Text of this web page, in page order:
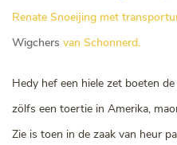
Renate Snoeijing met
Wigchers van Schonnerd.
Hedy hef een hiele zet boeten
zölfs een toertie in Amerika,
Zie is toen in de zaak van heur